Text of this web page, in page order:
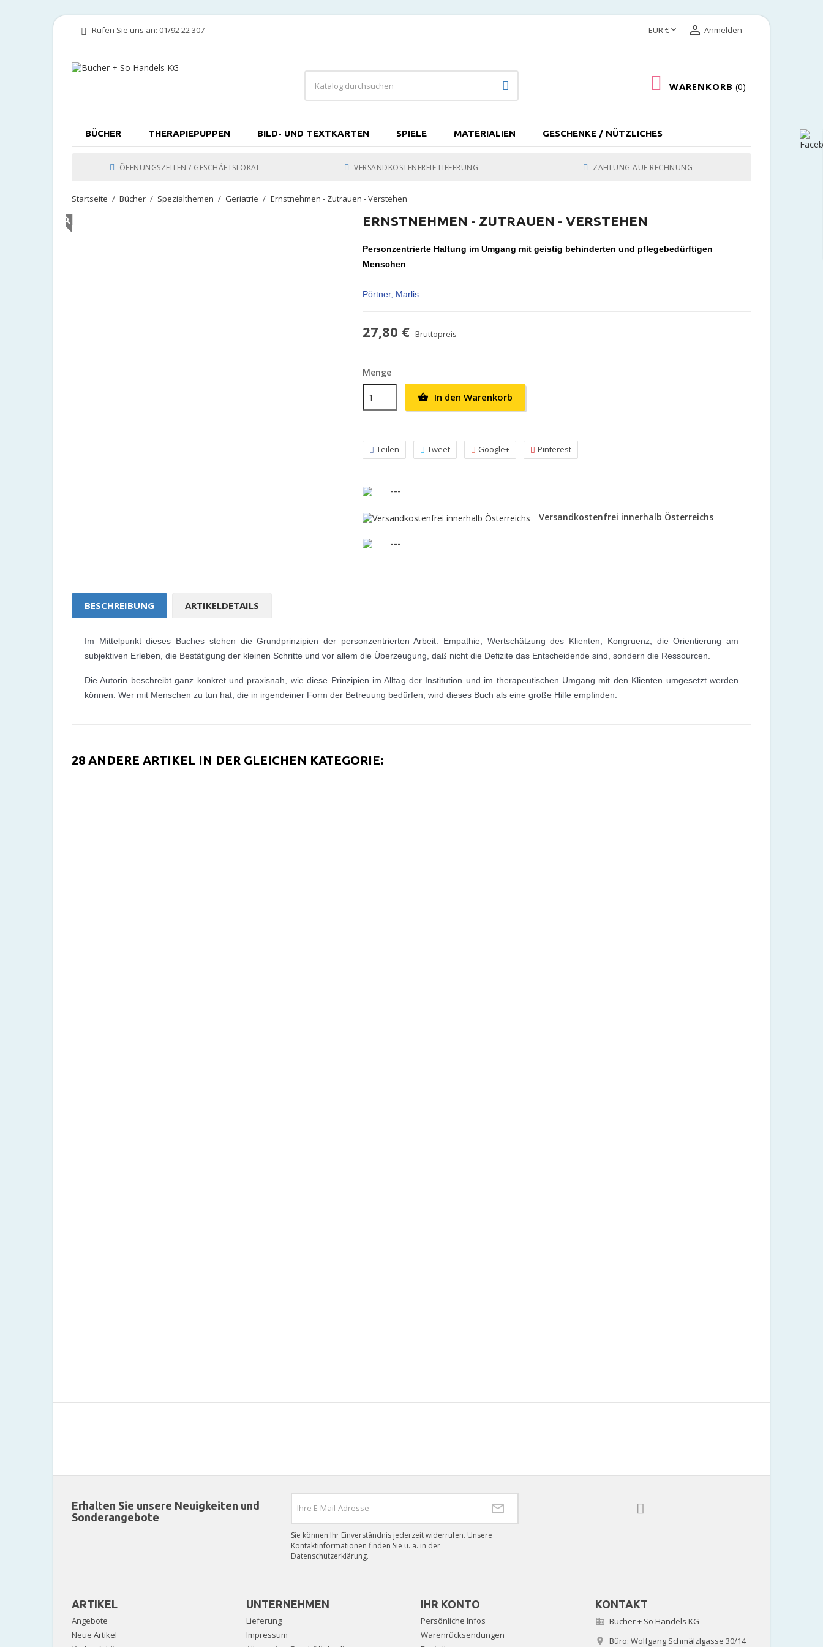
Rufen Sie uns an: 01/92 22 307 EUR €  Anmelden
WARENKORB 0
BÜCHER THERAPIEPUPPEN BILD- UND TEXTKARTEN SPIELE MATERIALIEN GESCHENKE / NÜTZLICHES
ÖFFNUNGSZEITEN / GESCHÄFTSLOKAL VERSANDKOSTENFREIE LIEFERUNG ZAHLUNG AUF RECHNUNG
Startseite Bücher Spezialthemen Geriatrie Ernstnehmen - Zutrauen - Verstehen
ERNSTNEHMEN - ZUTRAUEN - VERSTEHEN
Personzentrierte Haltung im Umgang mit geistig behinderten und pflegebedürftigen
Menschen
Pörtner, Marlis
27,80 € Bruttopreis
Menge
 In den Warenkorb
Teilen Tweet Google+ Pinterest
---
Versandkostenfrei innerhalb Österreichs
---
BESCHREIBUNG ARTIKELDETAILS
Im Mittelpunkt dieses Buches stehen die Grundprinzipien der personzentrierten Arbeit: Empathie, Wertschätzung des Klienten, Kongruenz, die Orientierung am
subjektiven Erleben, die Bestätigung der kleinen Schritte und vor allem die Überzeugung, daß nicht die Defizite das Entscheidende sind, sondern die Ressourcen.
Die Autorin beschreibt ganz konkret und praxisnah, wie diese Prinzipien im Alltag der Institution und im therapeutischen Umgang mit den Klienten umgesetzt werden
können. Wer mit Menschen zu tun hat, die in irgendeiner Form der Betreuung bedürfen, wird dieses Buch als eine große Hilfe empfinden.
28 ANDERE ARTIKEL IN DER GLEICHEN KATEGORIE:
Erhalten Sie unsere Neuigkeiten und
Sonderangebote
Sie können Ihr Einverständnis jederzeit widerrufen. Unsere
Kontaktinformationen finden Sie u. a. in der
Datenschutzerklärung.
ARTIKEL
Angebote
Neue Artikel
UNTERNEHMEN
Lieferung
Impressum
IHR KONTO
Persönliche Infos
Warenrücksendungen
KONTAKT
 Bücher + So Handels KG
 Büro: Wolfgang Schmälzlgasse 30/14